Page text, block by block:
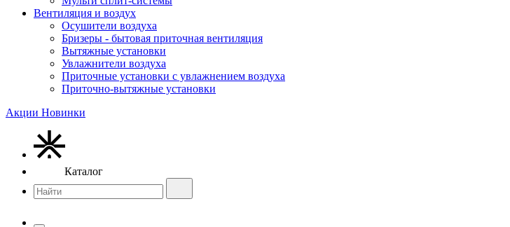
Вентиляция и воздух
Осушители воздуха
Бризеры - бытовая приточная вентиляция
Вытяжные установки
Увлажнители воздуха
Приточные установки с увлажнением воздуха
Приточно-вытяжные установки
Акции Новинки
Каталог